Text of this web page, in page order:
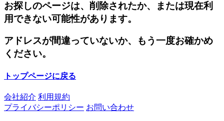
お探しのページは、削除されたか、または現在利
用できない可能性があります。
アドレスが間違っていないか、もう一度お確かめ
ください。
トップページに戻る
会社紹介 利用規約
プライバシーポリシー お問い合わせ